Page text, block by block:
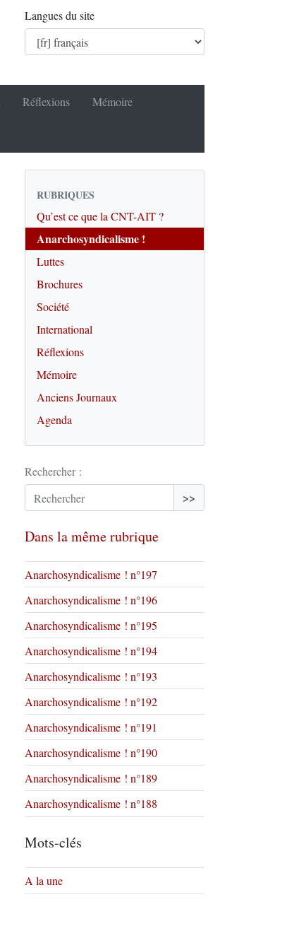
Langues du site
Réflexions Mémoire
RUBRIQUES
Qu’est ce que la CNT-AIT ?
Anarchosyndicalisme !
Luttes
Brochures
Société
International
Réflexions
Mémoire
Anciens Journaux
Agenda
Rechercher :
>>
Dans la même rubrique
Anarchosyndicalisme ! n°197
Anarchosyndicalisme ! n°196
Anarchosyndicalisme ! n°195
Anarchosyndicalisme ! n°194
Anarchosyndicalisme ! n°193
Anarchosyndicalisme ! n°192
Anarchosyndicalisme ! n°191
Anarchosyndicalisme ! n°190
Anarchosyndicalisme ! n°189
Anarchosyndicalisme ! n°188
Mots-clés
A la une